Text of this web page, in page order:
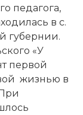
педагога,
в с.
губернии.
«У
первой
жизнью в